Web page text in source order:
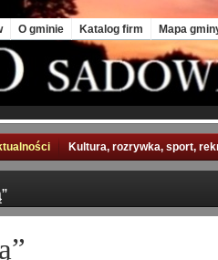
O gminie Katalog firm Mapa
Kultura, rozrywka, sport,